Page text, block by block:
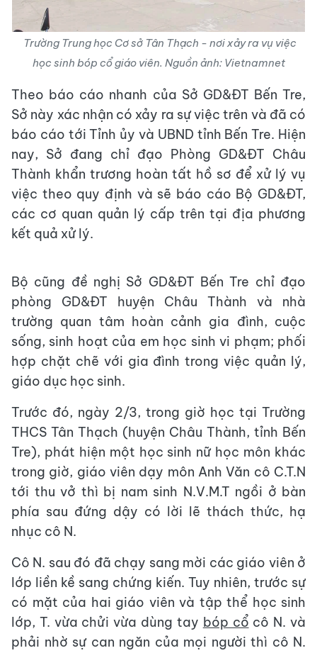
Trường Trung học Cơ sở Tân Thạch - nơi xảy ra vụ việc
học sinh bóp cổ giáo viên. Nguồn ảnh: Vietnamnet
Theo báo cáo nhanh của Sở GD&ĐT Bến Tre,
Sở này xác nhận có xảy ra sự việc trên và đã có
báo cáo tới Tỉnh ủy và UBND tỉnh Bến Tre. Hiện
nay, Sở đang chỉ đạo Phòng GD&ĐT Châu
Thành khẩn trương hoàn tất hồ sơ để xử lý vụ
việc theo quy định và sẽ báo cáo Bộ GD&ĐT,
các cơ quan quản lý cấp trên tại địa phương
kết quả xử lý.
Bộ cũng đề nghị Sở GD&ĐT Bến Tre chỉ đạo
phòng GD&ĐT huyện Châu Thành và nhà
trường quan tâm hoàn cảnh gia đình, cuộc
sống, sinh hoạt của em học sinh vi phạm; phối
hợp chặt chẽ với gia đình trong việc quản lý,
giáo dục học sinh.
Trước đó, ngày 2/3, trong giờ học tại Trường
THCS Tân Thạch (huyện Châu Thành, tỉnh Bến
Tre), phát hiện một học sinh nữ học môn khác
trong giờ, giáo viên dạy môn Anh Văn cô C.T.N
tới thu vở thì bị nam sinh N.V.M.T ngồi ở bàn
phía sau đứng dậy có lời lẽ thách thức, hạ
nhục cô N.
Cô N. sau đó đã chạy sang mời các giáo viên ở
lớp liền kề sang chứng kiến. Tuy nhiên, trước sự
có mặt của hai giáo viên và tập thể học sinh
lớp, T. vừa chửi vừa dùng tay bóp cổ cô N. và
phải nhờ sự can ngăn của mọi người thì cô N.